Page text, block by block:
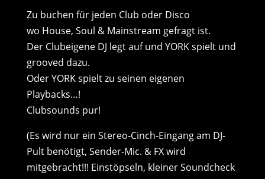
Zu buchen für jeden Club oder Disco
wo House, Soul & Mainstream gefragt ist.
Der Clubeigene DJ legt auf und YORK spielt und
grooved dazu.
Oder YORK spielt zu seinen eigenen
Playbacks…!
Clubsounds pur!
(Es wird nur ein Stereo-Cinch-Eingang am DJ-
Pult benötigt, Sender-Mic. & FX wird
mitgebracht!!! Einstöpseln, kleiner Soundcheck